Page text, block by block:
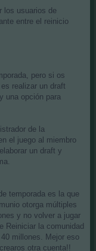
los usuarios de
entre el reinicio
pero si os
realizar un draft
una opción para
de la
el juego al miembro
un draft y
temporada es la que
otorga múltiples
y no volver a jugar
Reiniciar la comunidad
millones. Mejor eso
otra cuenta!!